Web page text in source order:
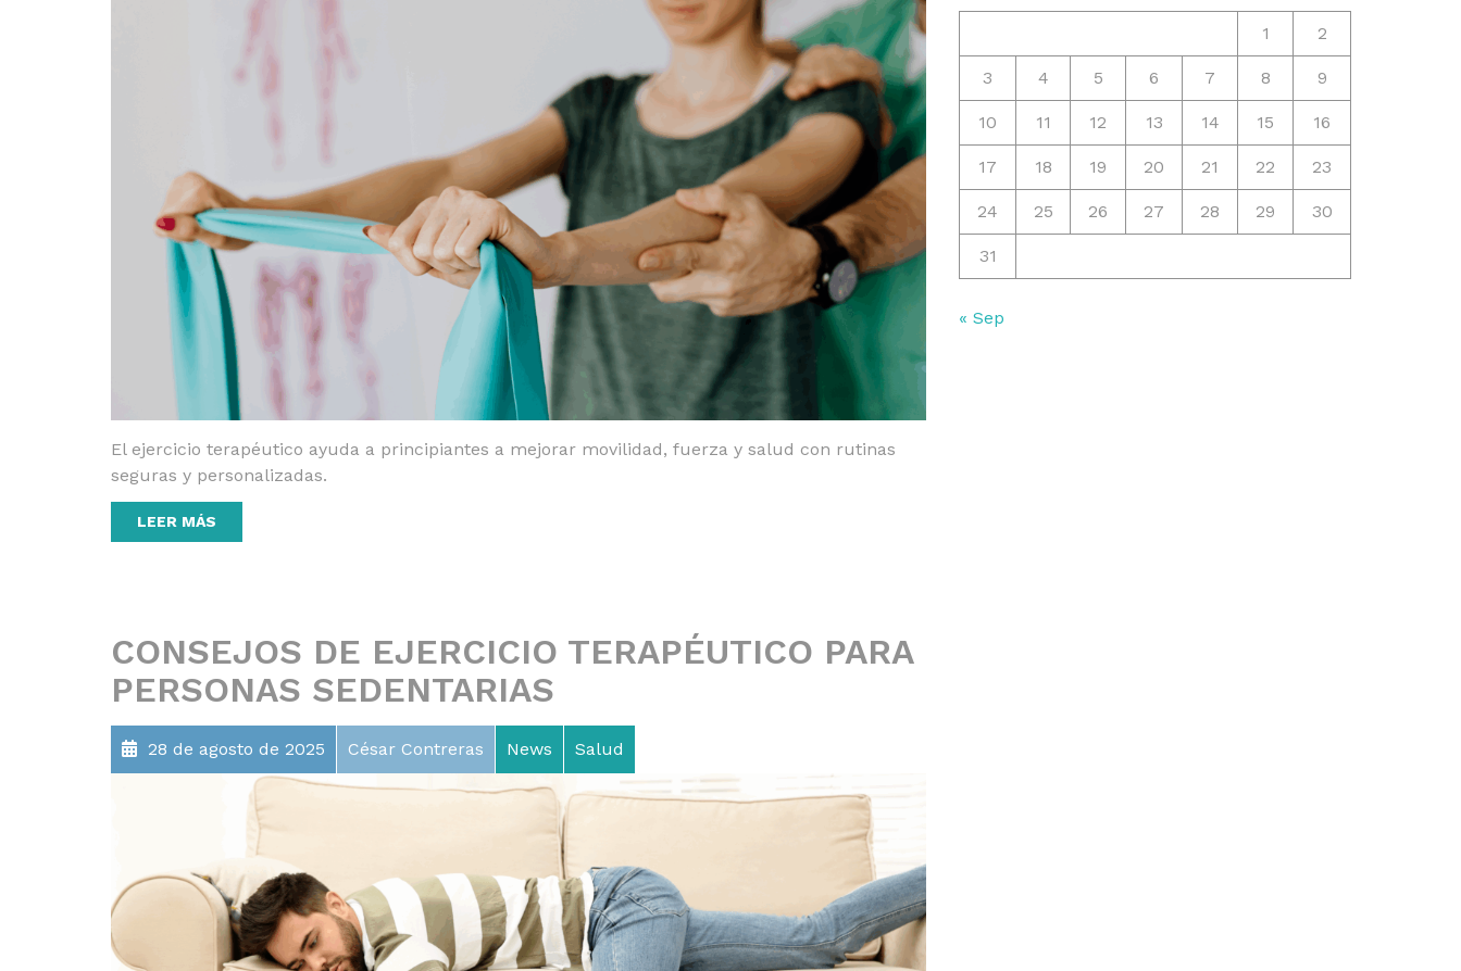
El ejercicio terapéutico ayuda a principiantes a mejorar movilidad, fuerza y salud con rutinas
seguras y personalizadas.
LEER MÁS
CONSEJOS DE EJERCICIO TERAPÉUTICO PARA
PERSONAS SEDENTARIAS
28 de agosto de 2025 César Contreras News Salud
1 2
3 4 5 6 7 8 9
10 11 12 13 14 15 16
17 18 19 20 21 22 23
24 25 26 27 28 29 30
31
« Sep